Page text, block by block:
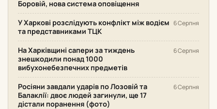
Боровій, нова система оповіщення
У Харкові розслідують конфлікт між водієм
та представниками ТЦК
6 Серпня
На Харківщині сапери за тиждень
знешкодили понад 1000
вибухонебезпечних предметів
6 Серпня
Росіяни завдали ударів по Лозовій та
Балаклії: двоє людей загинули, ще 17
дістали поранення (фото)
6 Серпня